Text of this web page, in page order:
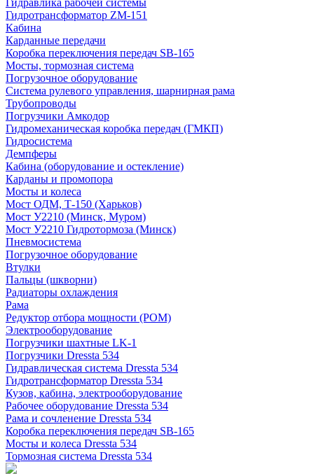
Гидравлика рабочей системы
Гидротрансформатор ZM-151
Кабина
Карданные передачи
Коробка переключения передач SB-165
Мосты, тормозная система
Погрузочное оборудование
Система рулевого управления, шарнирная рама
Трубопроводы
Погрузчики Амкодор
Гидромеханическая коробка передач (ГМКП)
Гидросистема
Демпферы
Кабина (оборудование и остекление)
Карданы и промопора
Мосты и колеса
Мост ОДМ, Т-150 (Харьков)
Мост У2210 (Минск, Муром)
Мост У2210 Гидротормоза (Минск)
Пневмосистема
Погрузочное оборудование
Втулки
Пальцы (шкворни)
Радиаторы охлаждения
Рама
Редуктор отбора мощности (РОМ)
Электрооборудование
Погрузчики шахтные LK-1
Погрузчики Dressta 534
Гидравлическая система Dressta 534
Гидротрансформатор Dressta 534
Кузов, кабина, электрооборудование
Рабочее оборудование Dressta 534
Рама и сочленение Dressta 534
Коробка переключения передач SB-165
Мосты и колеса Dressta 534
Тормозная система Dressta 534